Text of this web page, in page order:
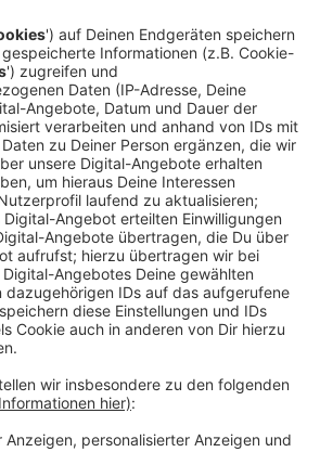
testen lassen?
gibt es anFlughäfen, Bahnhöfen
geben. Zusätzlich
oder Arztpraxen
gibt es aber laut
noch Probleme bei der
Verordnung, so dass tatsächlich
den Test noch nicht
können. Teststellen kann man
Servicenummer 116 117